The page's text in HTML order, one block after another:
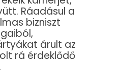
Ráadásul a
bizniszt
árult az
rá érdeklődő